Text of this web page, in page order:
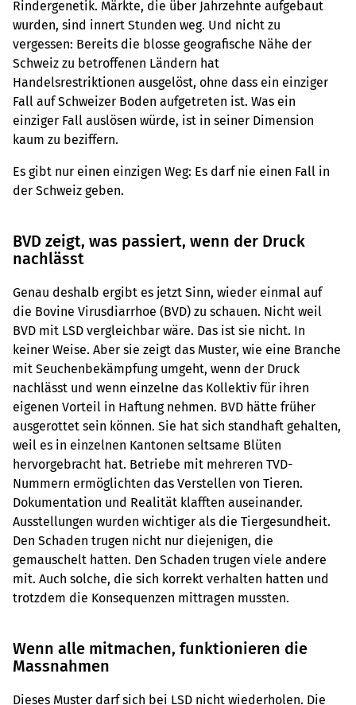
Rindergenetik. Märkte, die über Jahrzehnte aufgebaut
wurden, sind innert Stunden weg. Und nicht zu
vergessen: Bereits die blosse geografische Nähe der
Schweiz zu betroffenen Ländern hat
Handelsrestriktionen ausgelöst, ohne dass ein einziger
Fall auf Schweizer Boden aufgetreten ist. Was ein
einziger Fall auslösen würde, ist in seiner Dimension
kaum zu beziffern.
Es gibt nur einen einzigen Weg: Es darf nie einen Fall in
der Schweiz geben.
BVD zeigt, was passiert, wenn der Druck
nachlässt
Genau deshalb ergibt es jetzt Sinn, wieder einmal auf
die Bovine Virusdiarrhoe (BVD) zu schauen. Nicht weil
BVD mit LSD vergleichbar wäre. Das ist sie nicht. In
keiner Weise. Aber sie zeigt das Muster, wie eine Branche
mit Seuchenbekämpfung umgeht, wenn der Druck
nachlässt und wenn einzelne das Kollektiv für ihren
eigenen Vorteil in Haftung nehmen. BVD hätte früher
ausgerottet sein können. Sie hat sich standhaft gehalten,
weil es in einzelnen Kantonen seltsame Blüten
hervorgebracht hat. Betriebe mit mehreren TVD-
Nummern ermöglichten das Verstellen von Tieren.
Dokumentation und Realität klafften auseinander.
Ausstellungen wurden wichtiger als die Tiergesundheit.
Den Schaden trugen nicht nur diejenigen, die
gemauschelt hatten. Den Schaden trugen viele andere
mit. Auch solche, die sich korrekt verhalten hatten und
trotzdem die Konsequenzen mittragen mussten.
Wenn alle mitmachen, funktionieren die
Massnahmen
Dieses Muster darf sich bei LSD nicht wiederholen. Die